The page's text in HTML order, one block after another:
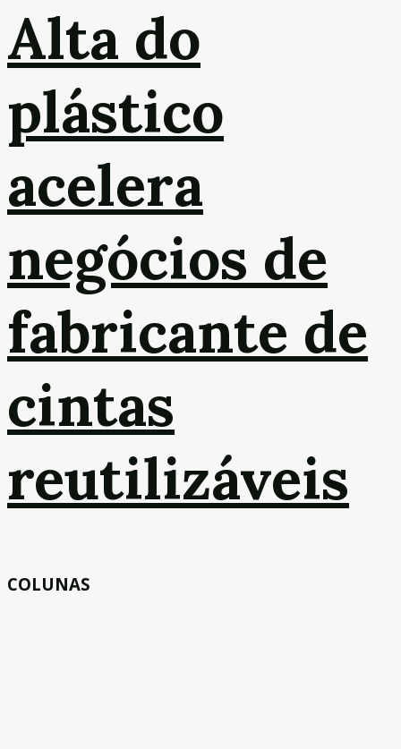
Alta do
plástico
acelera
negócios de
fabricante de
cintas
reutilizáveis
COLUNAS